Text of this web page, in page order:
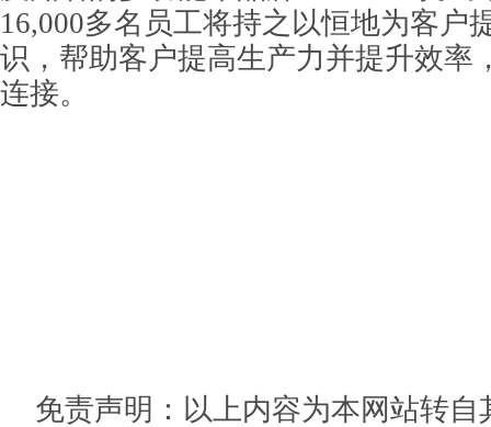
16,000多名员工将持之以恒地为客户
识，帮助客户提高生产力并提升效率
连接。
免责声明：以上内容为本网站转自